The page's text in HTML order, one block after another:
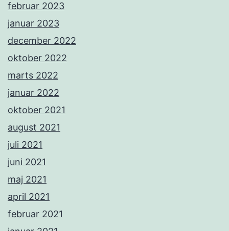
februar 2023
januar 2023
december 2022
oktober 2022
marts 2022
januar 2022
oktober 2021
august 2021
juli 2021
juni 2021
maj 2021
april 2021
februar 2021